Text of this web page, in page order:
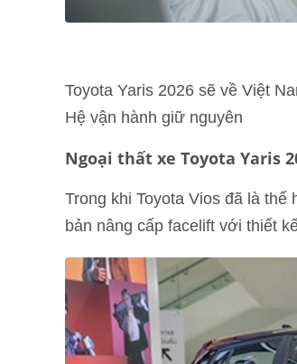
Toyota Yaris 2026 sẽ về Việt
Hệ vận hành giữ nguyên
Ngoại thất xe Toyota Yaris
Trong khi Toyota Vios đã là
bản nâng cấp facelift với thiết